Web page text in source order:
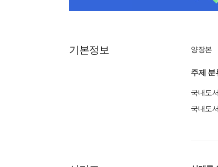
기본정보 양장본
주제 분
국내도
국내도